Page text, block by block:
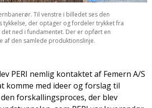
Til venstre i billedet ses den
tykkelse, der optager og fordeler trykket fra
ned i fundamentet. Der er opført en
af den samlede produktionslinje.
PERI nemlig kontaktet af Femern A/S
komme med ideer og forslag til
forskallingsproces, der blev